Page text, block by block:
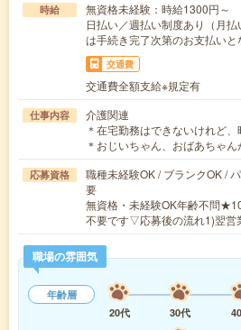
時給
無資格未経験：時給1300円
日払い／週払い制度あり（月
は手続き完了次第のお支払いと
交通費
交通費全額支給※規定有
仕事内容
介護関連
＊在宅勤務はできないけれど
＊おじいちゃん、おばあちゃ
応募資格
職種未経験OK / ブランクOK /
要
無資格・未経験OK年齢不問
不要です▽応募後の流れ1)翌
職場の雰囲気
年齢層
20代
30代